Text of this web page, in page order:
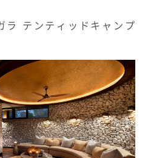
ラ テンティッドキャンプ